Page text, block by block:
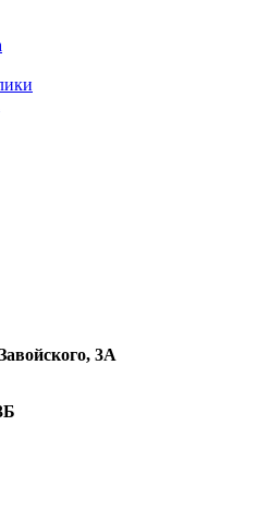
3А